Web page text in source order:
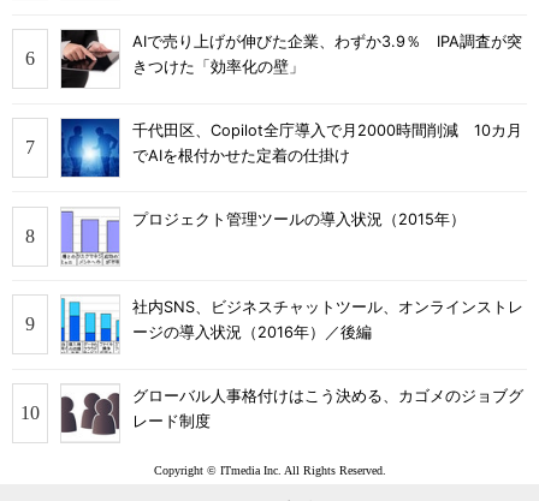
AIで売り上げが伸びた企業、わずか3.9％ IPA調査が突
きつけた「効率化の壁」
千代田区、Copilot全庁導入で月2000時間削減 10カ月
でAIを根付かせた定着の仕掛け
プロジェクト管理ツールの導入状況（2015年）
社内SNS、ビジネスチャットツール、オンラインストレ
ージの導入状況（2016年）／後編
グローバル人事格付けはこう決める、カゴメのジョブグ
レード制度
Copyright © ITmedia Inc. All Rights Reserved.